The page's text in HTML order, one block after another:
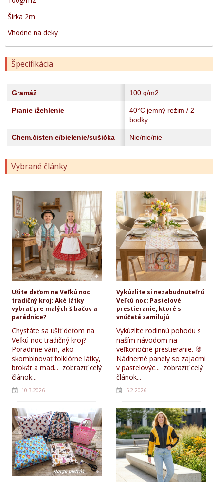
Šírka 2m
Vhodne na deky
Špecifikácia
Gramáž 100 g/m2
Pranie /žehlenie
40°C jemný režim / 2
bodky
Chem.čistenie/bielenie/sušička Nie/nie/nie
Vybrané články
Ušite deťom na Veľkú noc
tradičný kroj: Aké látky
vybrať pre malých šibačov a
parádnice?
Chystáte sa ušiť deťom na
Veľkú noc tradičný kroj?
Poradíme vám, ako
skombinovať folklórne látky,
brokát a mad... zobraziť celý
článok...
10.3.2026
Vykúzlite si nezabudnuteľnú
Veľkú noc: Pastelové
prestieranie, ktoré si
vnúčatá zamilujú
Vykúzlite rodinnú pohodu s
naším návodom na
veľkonočné prestieranie. 🐰
Nádherné panely so zajacmi
v pastelovýc... zobraziť celý
článok...
5.2.2026